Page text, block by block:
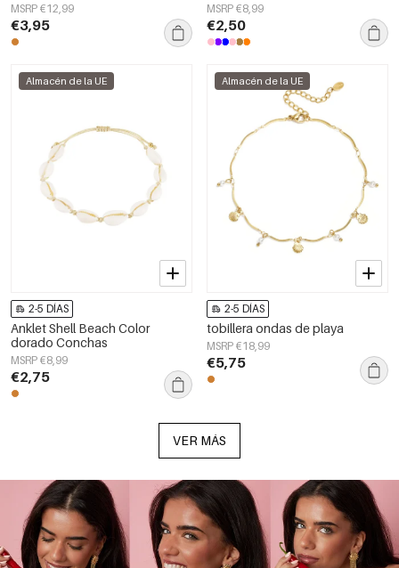
MSRP €12,99
€3,95
MSRP €8,99
€2,50
Almacén de la UE
2-5 DÍAS
Anklet Shell Beach Color
dorado Conchas
MSRP €8,99
€2,75
Almacén de la UE
2-5 DÍAS
tobillera ondas de playa
MSRP €18,99
€5,75
VER MÁS